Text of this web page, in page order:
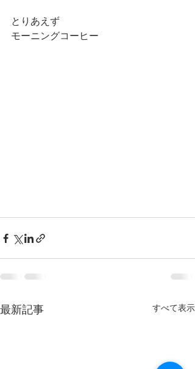
とりあえず
モーニングコーヒー
最新記事 すべて表示